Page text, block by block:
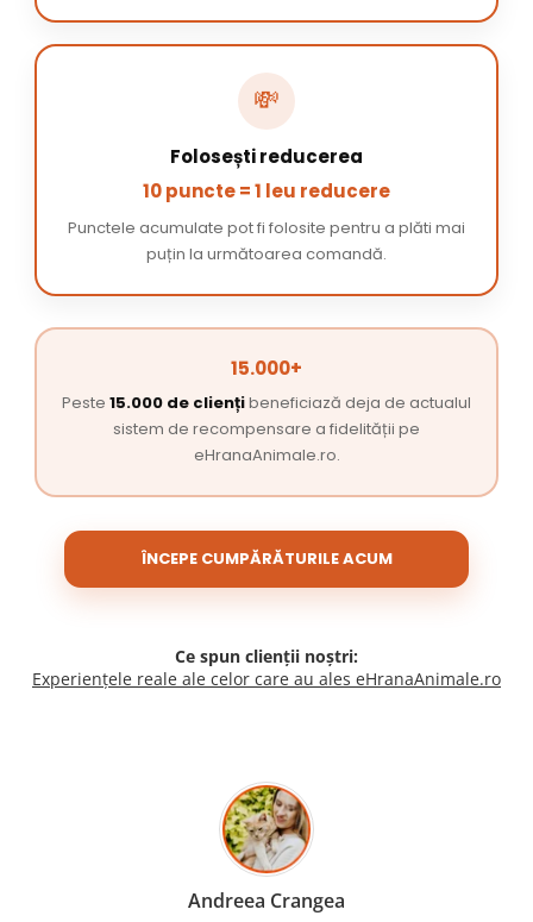
💸
Folosești reducerea
10 puncte = 1 leu reducere
Punctele acumulate pot fi folosite pentru a plăti mai
puțin la următoarea comandă.
15.000+
Peste 15.000 de cliențibeneficiază deja de actualul
sistem de recompensare a fidelității pe
eHranaAnimale.ro.
ÎNCEPE CUMPĂRĂTURILE ACUM
Ce spun clienții noștri:
Experiențele reale ale celor care au ales eHranaAnimale.ro
Madalina Stancea